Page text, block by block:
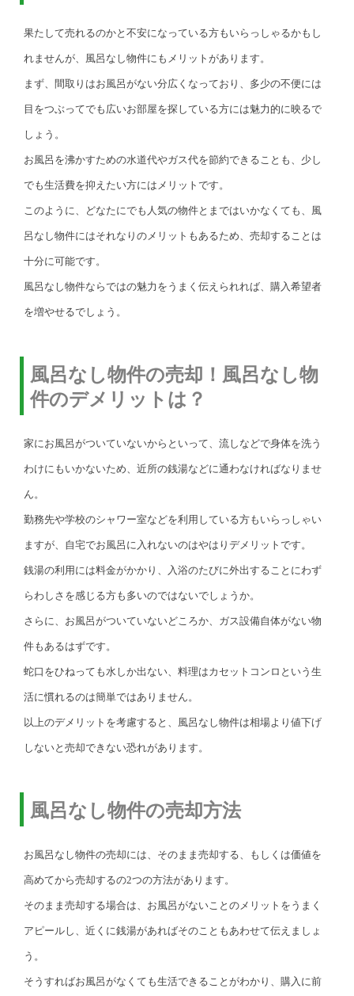
果たして売れるのかと不安になっている方もいらっしゃるかもし
れませんが、風呂なし物件にもメリットがあります。
まず、間取りはお風呂がない分広くなっており、多少の不便には
目をつぶってでも広いお部屋を探している方には魅力的に映るで
しょう。
お風呂を沸かすための水道代やガス代を節約できることも、少し
でも生活費を抑えたい方にはメリットです。
このように、どなたにでも人気の物件とまではいかなくても、風
呂なし物件にはそれなりのメリットもあるため、売却することは
十分に可能です。
風呂なし物件ならではの魅力をうまく伝えられれば、購入希望者
を増やせるでしょう。
風呂なし物件の売却！風呂なし物
件のデメリットは？
家にお風呂がついていないからといって、流しなどで身体を洗う
わけにもいかないため、近所の銭湯などに通わなければなりませ
ん。
勤務先や学校のシャワー室などを利用している方もいらっしゃい
ますが、自宅でお風呂に入れないのはやはりデメリットです。
銭湯の利用には料金がかかり、入浴のたびに外出することにわず
らわしさを感じる方も多いのではないでしょうか。
さらに、お風呂がついていないどころか、ガス設備自体がない物
件もあるはずです。
蛇口をひねっても水しか出ない、料理はカセットコンロという生
活に慣れるのは簡単ではありません。
以上のデメリットを考慮すると、風呂なし物件は相場より値下げ
しないと売却できない恐れがあります。
風呂なし物件の売却方法
お風呂なし物件の売却には、そのまま売却する、もしくは価値を
高めてから売却するの2つの方法があります。
そのまま売却する場合は、お風呂がないことのメリットをうまく
アピールし、近くに銭湯があればそのこともあわせて伝えましょ
う。
そうすればお風呂がなくても生活できることがわかり、購入に前